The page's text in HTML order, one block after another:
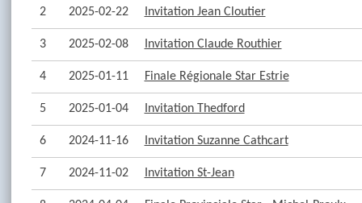
2 2025-02-22 Invitation Jean Cloutier
3 2025-02-08 Invitation Claude Routhier
4 2025-01-11 Finale Régionale Star Estrie
5 2025-01-04 Invitation Thedford
6 2024-11-16 Invitation Suzanne Cathcart
7 2024-11-02 Invitation St-Jean